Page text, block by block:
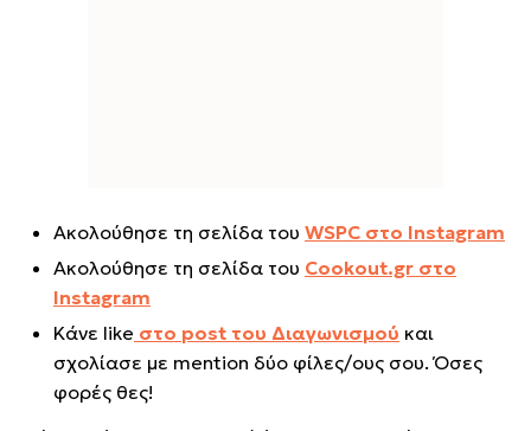
Ακολούθησε τη σελίδα του WSPC στο Instagram
Ακολούθησε τη σελίδα του Cookout.gr στο
Instagram
Κάνε like στο post του Διαγωνισμού και
σχολίασε με mention δύο φίλες/ους σου. Όσες
φορές θες!